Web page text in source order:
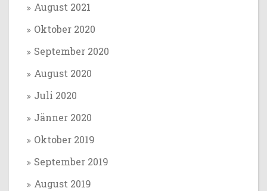
August 2021
Oktober 2020
September 2020
August 2020
Juli 2020
Jänner 2020
Oktober 2019
September 2019
August 2019